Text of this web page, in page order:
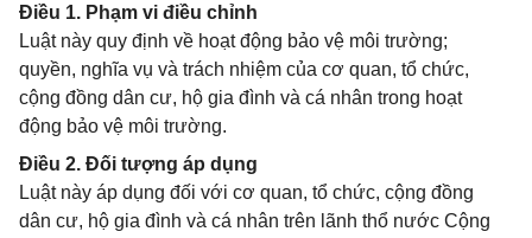
Điều 1. Phạm vi điều chỉnh
Luật này quy định về hoạt động bảo vệ môi trường;
quyền, nghĩa vụ và trách nhiệm của cơ quan, tổ chức,
cộng đồng dân cư, hộ gia đình và cá nhân trong hoạt
động bảo vệ môi trường.
Điều 2. Đối tượng áp dụng
Luật này áp dụng đối với cơ quan, tổ chức, cộng đồng
dân cư, hộ gia đình và cá nhân trên lãnh thổ nước Cộng